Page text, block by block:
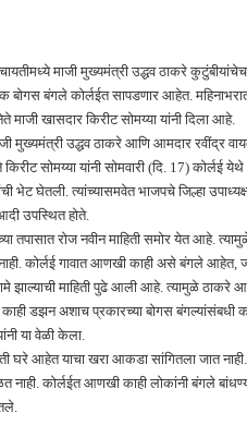
महाराज महाराजस्व समाधान शिबिरास
आणि शेल इंडियातील कंत्राटी कामगारांना भरघोस
माजी मुख्यमंत्री उद्धव ठाकरे
बोगस बंगले कोर्लईत सापडणार आहेत.
खासदार किरीट सोमय्या यांनी दिला आहे.
मुख्यमंत्री उद्धव ठाकरे आणि आमदार रवींद्र
किरीट सोमय्या यांनी सोमवारी (दि. 17) कोर्लई
भेट घेतली. त्यांच्यासमवेत भाजपचे जिल्हा
उपस्थित होते.
तपासात रोज नवीन माहिती समोर येत आहे.
कोर्लई गावात आणखी काही असे बंगले
झाल्याची माहिती पुढे आली आहे. त्यामुळे ठाकरे
डझन अशाच प्रकारच्या बोगस बंगल्यांसंबधी
या वेळी केला.
घरे आहेत याचा खरा आकडा सांगितला जात
नाही. कोर्लईत आणखी काही लोकांनी बंगले